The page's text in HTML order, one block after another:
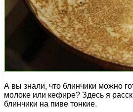
А вы знали, что блинчики можно
молоке или кефире? Здесь я
блинчики на пиве тонкие.